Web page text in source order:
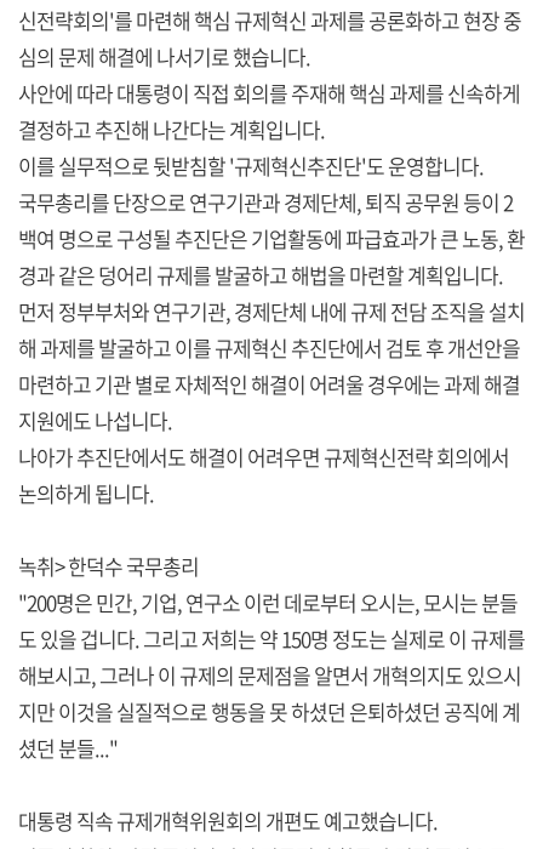
신전략회의'를 마련해 핵심 규제혁신 과제를 공론화하고 현장 중
심의 문제 해결에 나서기로 했습니다.
사안에 따라 대통령이 직접 회의를 주재해 핵심 과제를 신속하게
결정하고 추진해 나간다는 계획입니다.
이를 실무적으로 뒷받침할 '규제혁신추진단'도 운영합니다.
국무총리를 단장으로 연구기관과 경제단체, 퇴직 공무원 등이 2
백여 명으로 구성될 추진단은 기업활동에 파급효과가 큰 노동, 환
경과 같은 덩어리 규제를 발굴하고 해법을 마련할 계획입니다.
먼저 정부부처와 연구기관, 경제단체 내에 규제 전담 조직을 설치
해 과제를 발굴하고 이를 규제혁신 추진단에서 검토 후 개선안을
마련하고 기관 별로 자체적인 해결이 어려울 경우에는 과제 해결
지원에도 나섭니다.
나아가 추진단에서도 해결이 어려우면 규제혁신전략 회의에서
논의하게 됩니다.
녹취> 한덕수 국무총리
"200명은 민간, 기업, 연구소 이런 데로부터 오시는, 모시는 분들
도 있을 겁니다. 그리고 저희는 약 150명 정도는 실제로 이 규제를
해보시고, 그러나 이 규제의 문제점을 알면서 개혁의지도 있으시
지만 이것을 실질적으로 행동을 못 하셨던 은퇴하셨던 공직에 계
셨던 분들..."
대통령 직속 규제개혁위원회의 개편도 예고했습니다.